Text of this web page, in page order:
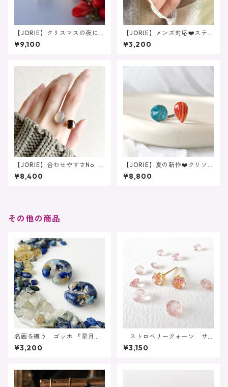
【JORIE】クリスマスの夜に
❤️マザーオブパール×ドゥルー
ジーアゲート 大人リング
¥9,100
【JORIE】メンズ対応❤️ステ
ンレス サイズフリーの大人
のニュアンスリング 金属ア
¥3,200
【JORIE】合わせやすさNo. 1
❤️大人のニュアンスカラーフ
ォークリング グレーオニキ
¥8,400
【JORIE】夏の新作❤️クリソ
コラ×水晶 カーネリアンサー
ドオニキス あなたのための
¥8,800
その他の商品
名画を纏う ゴッホ 『星月
夜』イヤーカフ ラピスラズ
リ ルチルクォーツ ラブラ
¥3,200
ストロベリークォーツ サ
ージカルステンレス刻印あり
（ピアス/イヤリング対応）
¥3,150